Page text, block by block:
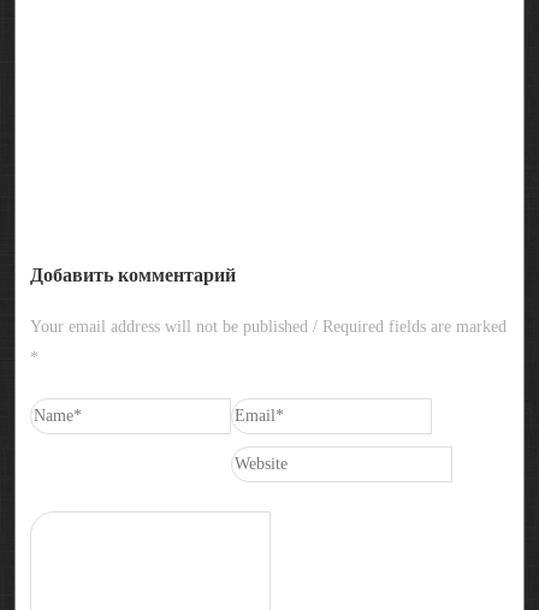
Добавить комментарий
Your email address will not be published / Required fields are marked
*